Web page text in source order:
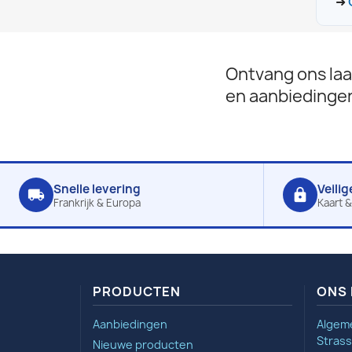
Ontvang ons
en
local_shipping Snelle levering
Frankrijk & Europa lock Kaart
PRODUCTEN
Aanbiedingen
Nieuwe producten
ONS